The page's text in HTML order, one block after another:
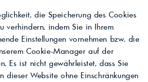
die Speicherung des Cookies
verhindern, indem Sie in Ihrem
Einstellungen vornehmen bzw. die
Cookie-Manager auf der
Es ist nicht gewährleistet, dass Sie
dieser Website ohne Einschränkungen